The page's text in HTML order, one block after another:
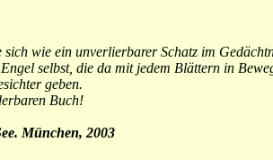
wie ein unverlierbarer Schatz im
selbst, die da mit jedem Blättern in
geben.
Buch!
München, 2003